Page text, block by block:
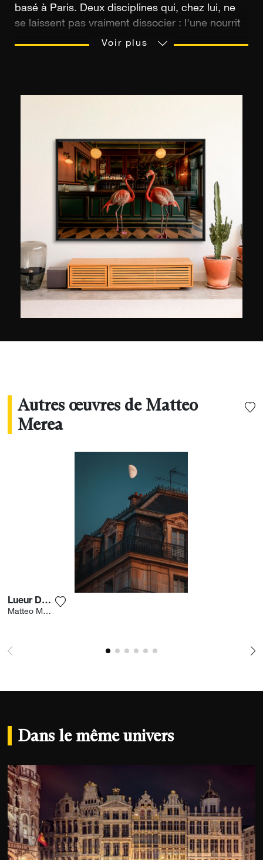
basé à Paris. Deux disciplines qui, chez lui, ne
se laissent pas vraiment dissocier : l'une nourrit
l'autre, et réciproquement. Depuis plus de vingt
installation dans la capitale en 2020, explore une
idée à la fois simple et redoutable : saisir Paris à
l'instant précis où la ville change de lumière. À la
golden hour, ce basculement de fin de journée
où le bruit s'apaise et où les volumes se révèlent
autrement. Matteo Merea retourne souvent aux
mêmes endroits, parce que chaque passage
donne une image différente. Formé à la
photographie argentique avant de passer au
numérique, il travaille sans retouche excessive,
soucieux de restituer l'atmosphère telle qu'elle
émotion instantanément, sans avoir besoin de
Voir plus
Autres œuvres de Matteo
Merea
Lueur Du Soir
Matteo Merea
Dans le même univers